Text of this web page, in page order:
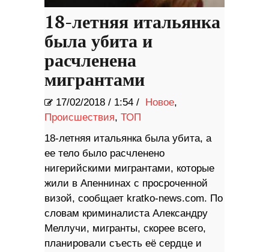
18-летняя итальянка
была убита и
расчленена
мигрантами
17/02/2018 / 1:54 / Новое,
Происшествия, ТОП
18-летняя итальянка была убита, а
ее тело было расчленено
нигерийскими мигрантами, которые
жили в Апеннинах с просроченной
визой, сообщает kratko-news.com. По
словам криминалиста Александру
Меллучи, мигранты, скорее всего,
планировали съесть её сердце и